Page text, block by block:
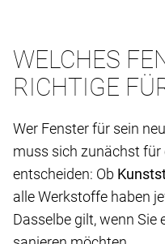
WELCHES
RICHTIGE
Wer Fenster für sein
muss sich zunächst
entscheiden: Ob
alle Werkstoffe haben
Dasselbe gilt, wenn Sie